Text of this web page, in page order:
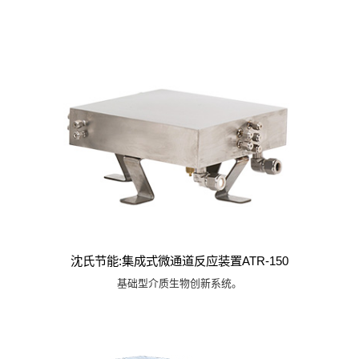
沈氏节能:集成式微通道反应装置ATR-150
基础型介质生物创新系统。